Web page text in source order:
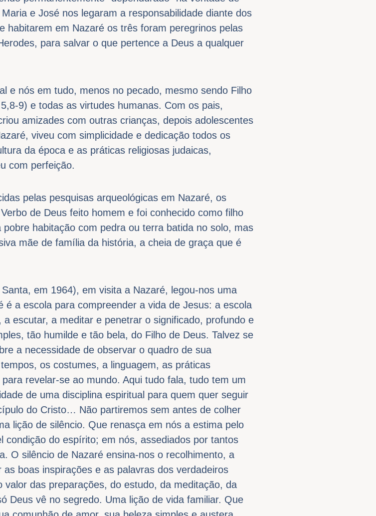
e José nos legaram a responsabilidade diante dos
habitarem em Nazaré os três foram peregrinos pelas
para salvar o que pertence a Deus a qualquer
e nós em tudo, menos no pecado, mesmo sendo Filho
9) e todas as virtudes humanas. Com os pais,
amizades com outras crianças, depois adolescentes
viveu com simplicidade e dedicação todos os
da época e as práticas religiosas judaicas,
com perfeição.
pelas pesquisas arqueológicas em Nazaré, os
de Deus feito homem e foi conhecido como filho
habitação com pedra ou terra batida no solo, mas
mãe de família da história, a cheia de graça que é
em 1964), em visita a Nazaré, legou-nos uma
é a escola para compreender a vida de Jesus: a escola
escutar, a meditar e penetrar o significado, profundo e
tão humilde e tão bela, do Filho de Deus. Talvez se
a necessidade de observar o quadro de sua
os costumes, a linguagem, as práticas
revelar-se ao mundo. Aqui tudo fala, tudo tem um
de uma disciplina espiritual para quem quer seguir
do Cristo… Não partiremos sem antes de colher
lição de silêncio. Que renasça em nós a estima pelo
condição do espírito; em nós, assediados por tantos
O silêncio de Nazaré ensina-nos o recolhimento, a
boas inspirações e as palavras dos verdadeiros
das preparações, do estudo, da meditação, da
Deus vê no segredo. Uma lição de vida familiar. Que